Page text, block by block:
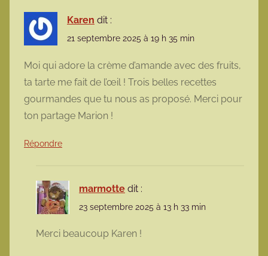
Karen dit :
21 septembre 2025 à 19 h 35 min
Moi qui adore la crème d’amande avec des fruits,
ta tarte me fait de l’œil ! Trois belles recettes
gourmandes que tu nous as proposé. Merci pour
ton partage Marion !
Répondre
marmotte dit :
23 septembre 2025 à 13 h 33 min
Merci beaucoup Karen !